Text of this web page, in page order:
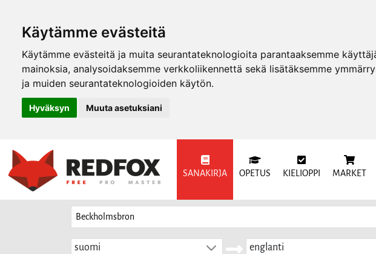
Käytämme evästeitä
Käytämme evästeitä ja muita seurantateknologioita parantaaksemme
mainoksia, analysoidaksemme verkkoliikennettä sekä lisätäksemme
ja muiden seurantateknologioiden käytön.
Hyväksyn Muuta asetuksiani
SANAKIRJA OPETUS KIELIOPPI MARKET
suomi englanti